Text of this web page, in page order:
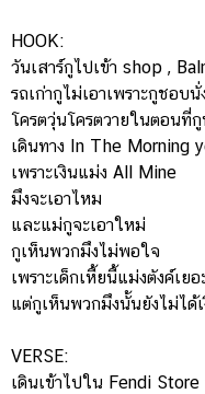
HOOK:
วันเสาร์กูไปเข้า shop ,
รถเก่ากูไม่เอาเพราะกูชอบ
โครตวุ่นโครตวายในตอนที่
เดินทาง In The Morning
เพราะเงินแม่ง All Mine
มึงจะเอาไหม
และแม่กูจะเอาใหม่
กูเห็นพวกมึงไม่พอใจ
เพราะเด็กเหี้ยนี้แม่งตังค์เยอ
แต่กูเห็นพวกมึงนั้นยังไม่ได้
VERSE:
เดินเข้าไปใน Fendi